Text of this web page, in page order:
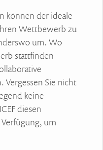
können der ideale
Wettbewerb zu
um. Wo
stattfinden
Vergessen Sie nicht
keine
diesen
um